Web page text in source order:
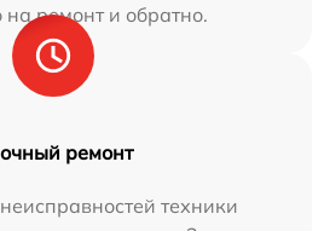
на ремонт и обратно.
ремонт
техники